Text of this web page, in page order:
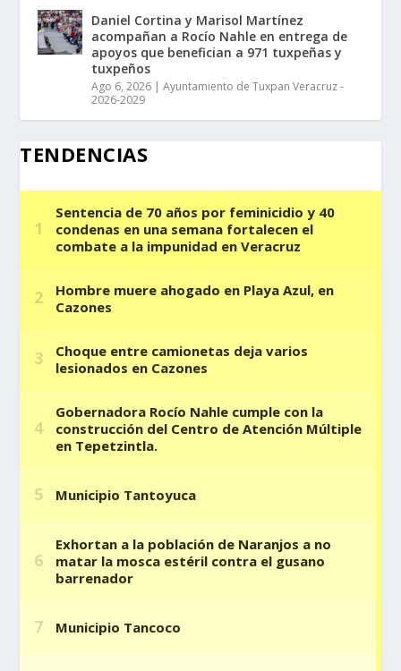
Daniel Cortina y Marisol Martínez
acompañan a Rocío Nahle en entrega de
apoyos que benefician a 971 tuxpeñas y
tuxpeños
Ago 6, 2026 |Ayuntamiento de Tuxpan Veracruz -
2026-2029
TENDENCIAS